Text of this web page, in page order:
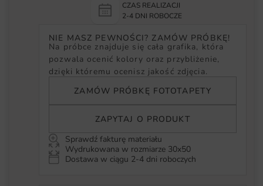
CZAS REALIZACJI
2-4 DNI ROBOCZE
NIE MASZ PEWNOŚCI? ZAMÓW PRÓBKĘ!
Na próbce znajduje się cała grafika, która
pozwala ocenić kolory oraz przybliżenie,
dzięki któremu ocenisz jakość zdjęcia.
ZAMÓW PRÓBKĘ FOTOTAPETY
ZAPYTAJ O PRODUKT
Sprawdź fakturę materiału
Wydrukowana w rozmiarze 30x50
Dostawa w ciągu 2-4 dni roboczych